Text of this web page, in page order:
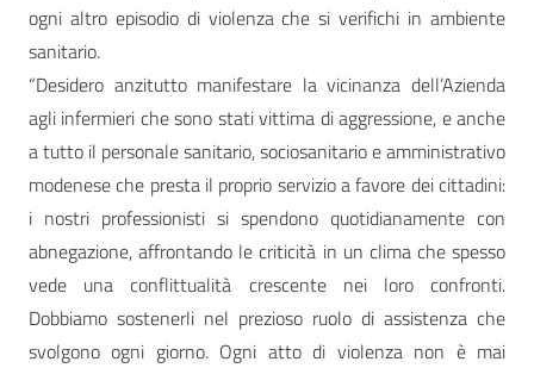
ogni altro episodio di violenza che si verifichi in ambiente
sanitario.
“Desidero anzitutto manifestare la vicinanza dell’Azienda
agli infermieri che sono stati vittima di aggressione, e anche
a tutto il personale sanitario, sociosanitario e amministrativo
modenese che presta il proprio servizio a favore dei cittadini:
i nostri professionisti si spendono quotidianamente con
abnegazione, affrontando le criticità in un clima che spesso
vede una conflittualità crescente nei loro confronti.
Dobbiamo sostenerli nel prezioso ruolo di assistenza che
svolgono ogni giorno. Ogni atto di violenza non è mai